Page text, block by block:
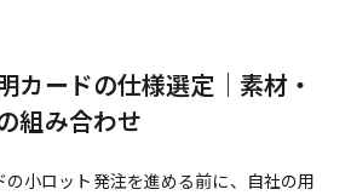
カードの仕様選定｜素材・
組み合わせ
小ロット発注を進める前に、自社の用